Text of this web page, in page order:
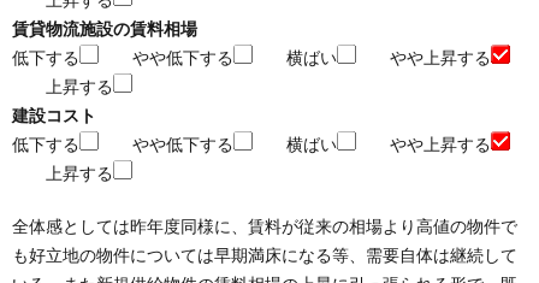
賃貸物流施設の賃料相場
低下する
やや低下する 横ばい
やや上昇する
上昇する
建設コスト
低下する
やや低下する 横ばい
やや上昇する
上昇する
全体感としては昨年度同様に、賃料が従来の相場より高値の物件で
も好立地の物件については早期満床になる等、需要自体は継続して